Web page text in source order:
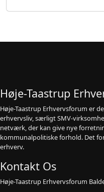
Høje-Taastrup
Høje-Taastrup Erhvervsforum er
erhvervsliv, særligt SMV-
netværk, der kan give nye
kommunalpolitiske forhold. Det
erhverv.
Kontakt Os
Høje-Taastrup Erhvervsforum